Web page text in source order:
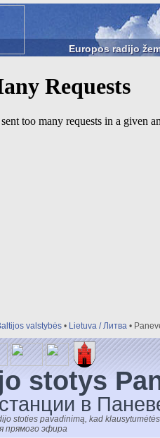
Europos radijo
valstybės • Lietuva / Литва •
stotys
в
stoties pavadinimą, kad
прямого эфира